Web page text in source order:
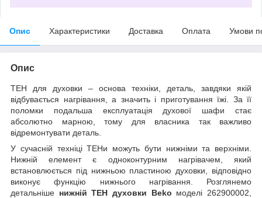
Опис Характеристики Доставка Оплата Умови
Опис
ТЕН для духовки – основа техніки, деталь, завдяки якій
відбувається нагрівання, а значить і приготування їжі. За її
поломки подальша експлуатація духової шафи стає
абсолютно марною, тому для власника так важливо
відремонтувати деталь.
У сучасній техніці ТЕНи можуть бути нижніми та верхніми.
Нижній елемент є одноконтурним нагрівачем, який
встановлюється під нижньою пластиною духовки, відповідно
виконує функцію нижнього нагрівання. Розглянемо
детальніше нижній ТЕН духовки Beko моделі 262900002,